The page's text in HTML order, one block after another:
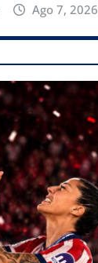
Ago 7, 2026